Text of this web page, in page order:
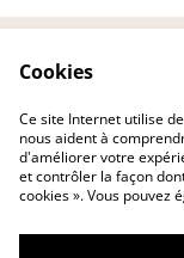
Cookies
Ce site Internet utilise
nous aident à
d'améliorer votre
et contrôler la façon
cookies ». Vous pouvez